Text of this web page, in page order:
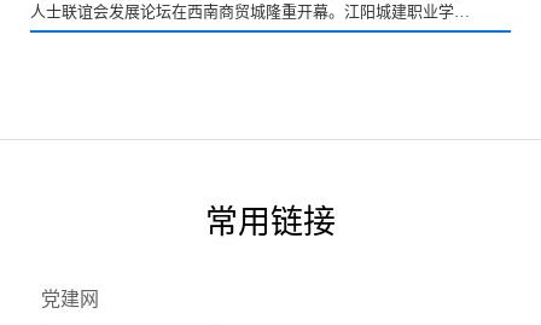
人士联谊会发展论坛在西南商贸城隆重开幕。江阳城建职业学院
10余名师生代表受邀参加。 据悉，论坛共有四项议程...
常用链接
党建网